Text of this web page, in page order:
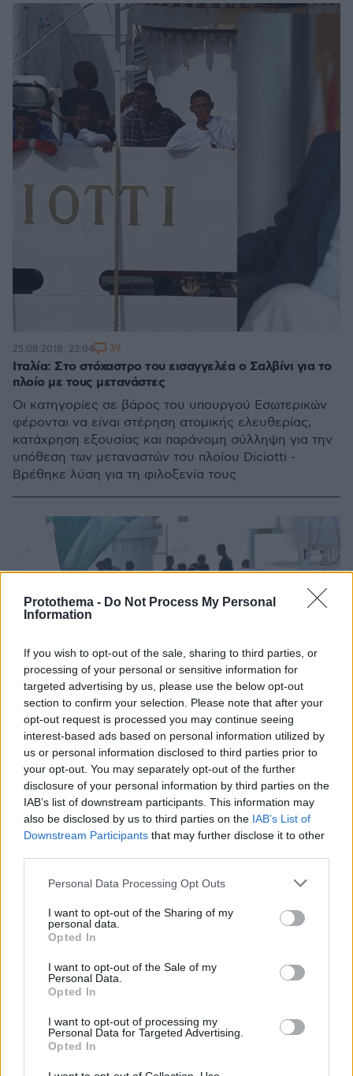
Protothema - Do Not Process My Personal
Information
If you wish to opt-out of the sale, sharing to third parties, or
processing of your personal or sensitive information for
targeted advertising by us, please use the below opt-out
section to confirm your selection. Please note that after your
opt-out request is processed you may continue seeing
interest-based ads based on personal information utilized by
us or personal information disclosed to third parties prior to
your opt-out. You may separately opt-out of the further
disclosure of your personal information by third parties on the
IAB’s list of downstream participants. This information may
also be disclosed by us to third parties on the IAB’s List of
Downstream Participants that may further disclose it to other
Please note that this website/app uses one or more Google
not limited to your visit or usage behaviour. You may click to
grant or deny consent to Google and its third-party tags to
use your data for below specified purposes in below Google
consent section.
Personal Data Processing Opt Outs
I want to opt-out of the Sharing of my
personal data.
Opted In
I want to opt-out of the Sale of my
Personal Data.
Opted In
I want to opt-out of processing my
Personal Data for Targeted Advertising.
Opted In
Ιταλία: Στο στόχαστρο του εισαγγελέα ο Σαλβίνι για το
πλοίο με τους μετανάστες
Oι κατηγορίες σε βάρος του υπουργού Εσωτερικών
φέρονται να είναι στέρηση ατομικής ελευθερίας,
κατάχρηση εξουσίας και παράνομη σύλληψη για την
υπόθεση των μεταναστών του πλοίου Diciotti -
Βρέθηκε λύση για τη φιλοξενία τους
25.08.2018, 23:04 39
Ιταλία: Αποβιβάστηκαν από το Diciotti 16 πρόσφυγες με
Πρόκειται για 11 γυναίκες και πέντε άνδρες, εκ των
οποίων, τρεις άνθρωποι πάσχουν από φυματίωση και
έχει διαγνωστεί ψώρα - Πιθανή η αποβίβασή τους τις
επόμενες 24 ώρες
25.08.2018, 17:59 3